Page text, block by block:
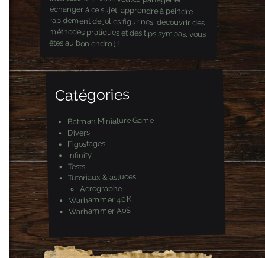
êtes au bon endroit !
Catégories
Batman Miniature Game
Divers
Figostages
Infinity
Tests
Tutoriaux & astuces
Aérographe
Warhammer 40K
Warhammer AoS